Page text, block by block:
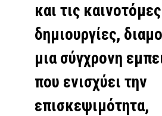
και τις
δημιουργίες,
μια σύγχρονη
που ενισχύει την
επισκεψιμότητα,